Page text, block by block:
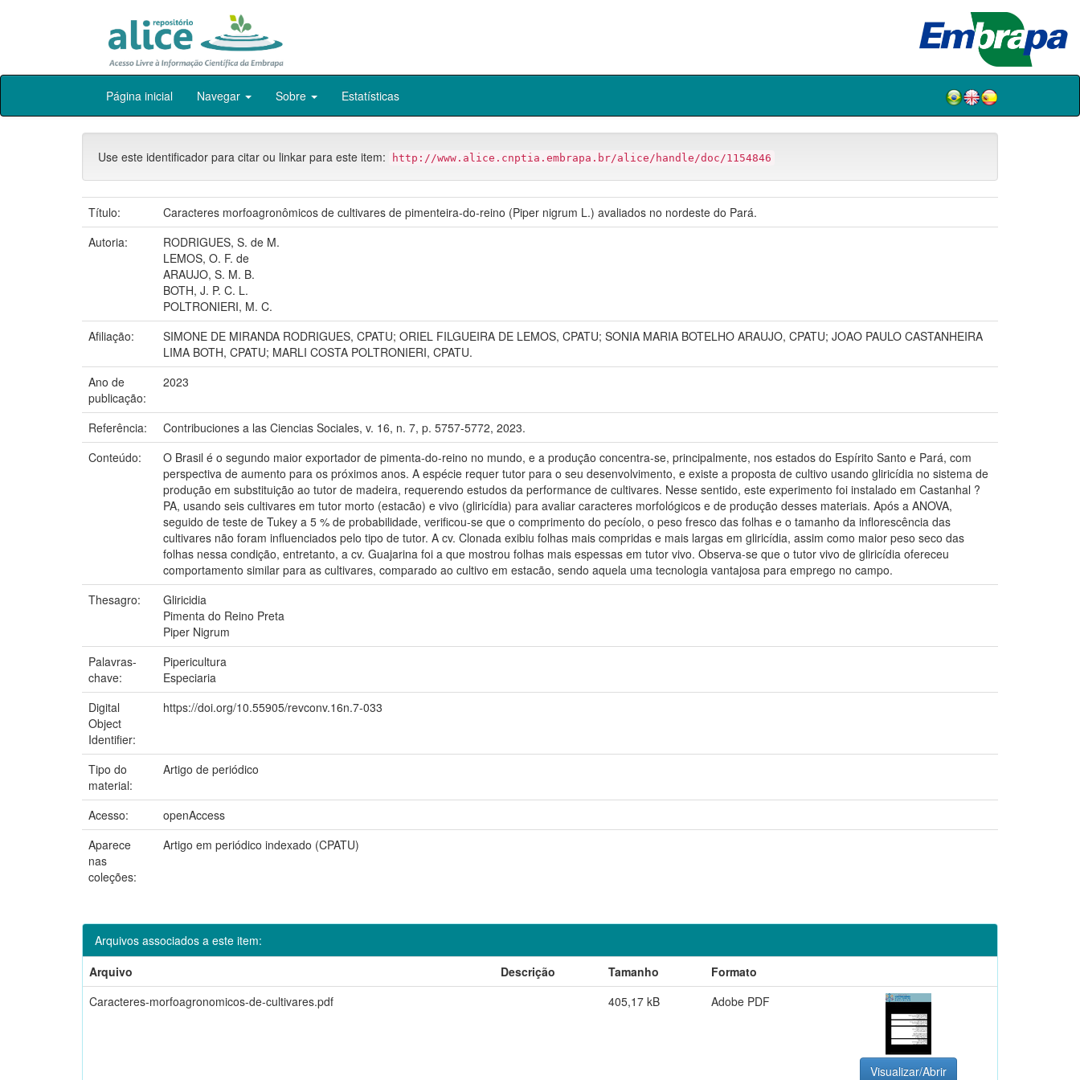
Skip
Página inicial Navegar Sobre Estatísticas
Use este identificador para citar ou linkar para este item: http://www.alice.cnptia.embrapa.br/alice/handle/doc/1154846
Título:
Caracteres morfoagronômicos de cultivares de pimenteira-do-reino (Piper nigrum L.) avaliados no nordeste do Pará.
Autoria:
RODRIGUES, S. de M.
LEMOS, O. F. de
ARAUJO, S. M. B.
BOTH, J. P. C. L.
POLTRONIERI, M. C.
Afiliação:
SIMONE DE MIRANDA RODRIGUES, CPATU; ORIEL FILGUEIRA DE LEMOS, CPATU; SONIA MARIA BOTELHO ARAUJO, CPATU; JOAO PAULO CASTANHEIRA
LIMA BOTH, CPATU; MARLI COSTA POLTRONIERI, CPATU.
Ano de
publicação:
2023
Referência:
Contribuciones a las Ciencias Sociales, v. 16, n. 7, p. 5757-5772, 2023.
Conteúdo:
O Brasil é o segundo maior exportador de pimenta-do-reino no mundo, e a produção concentra-se, principalmente, nos estados do Espírito Santo e Pará, com
perspectiva de aumento para os próximos anos. A espécie requer tutor para o seu desenvolvimento, e existe a proposta de cultivo usando gliricídia no sistema de
produção em substituição ao tutor de madeira, requerendo estudos da performance de cultivares. Nesse sentido, este experimento foi instalado em Castanhal ?
PA, usando seis cultivares em tutor morto (estacão) e vivo (gliricídia) para avaliar caracteres morfológicos e de produção desses materiais. Após a ANOVA,
seguido de teste de Tukey a 5 % de probabilidade, verificou-se que o comprimento do pecíolo, o peso fresco das folhas e o tamanho da inflorescência das
cultivares não foram influenciados pelo tipo de tutor. A cv. Clonada exibiu folhas mais compridas e mais largas em gliricídia, assim como maior peso seco das
folhas nessa condição, entretanto, a cv. Guajarina foi a que mostrou folhas mais espessas em tutor vivo. Observa-se que o tutor vivo de gliricídia ofereceu
comportamento similar para as cultivares, comparado ao cultivo em estacão, sendo aquela uma tecnologia vantajosa para emprego no campo.
Thesagro:
Gliricidia
Pimenta do Reino Preta
Piper Nigrum
Palavras-
chave:
Pipericultura
Especiaria
Digital
Object
Identifier:
https://doi.org/10.55905/revconv.16n.7-033
Tipo do
material:
Artigo de periódico
Acesso:
openAccess
Aparece
nas
coleções:
Artigo em periódico indexado (CPATU)
Arquivos associados a este item:
Arquivo
Descrição Tamanho
Formato
Caracteres-morfoagronomicos-de-cultivares.pdf
405,17 kB Adobe PDF
Visualizar/Abrir